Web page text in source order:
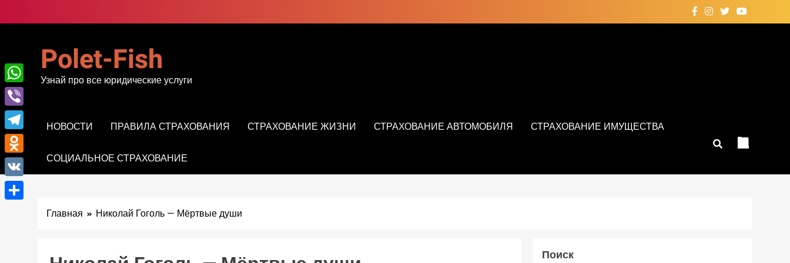
к
Polet-Fish
Узнай про все юридические услуги
НОВОСТИ ПРАВИЛА СТРАХОВАНИЯ СТРАХОВАНИЕ ЖИЗНИ СТРАХОВАНИЕ АВТОМОБИЛЯ СТРАХОВАНИЕ ИМУЩЕСТВА
СОЦИАЛЬНОЕ СТРАХОВАНИЕ
Главная Николай Гоголь — Мёртвые души
Поиск
WhatsApp
Viber
Telegram
Odnoklassniki
VK
Отправить